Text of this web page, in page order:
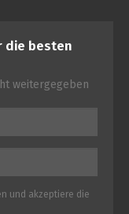
die besten
weitergegeben
und akzeptiere die